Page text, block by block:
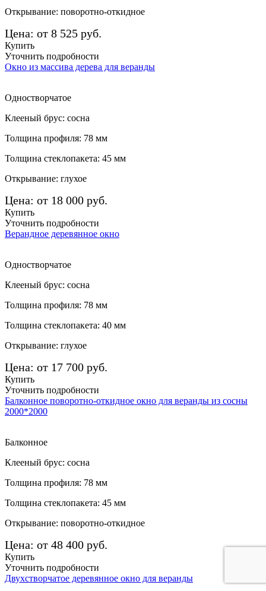
Открывание: поворотно-откидное
Цена: от 8 525 руб.
Купить
Уточнить подробности
Окно из массива дерева для веранды
Одностворчатое
Клееный брус: сосна
Толщина профиля: 78 мм
Толщина стеклопакета: 45 мм
Открывание: глухое
Цена: от 18 000 руб.
Купить
Уточнить подробности
Верандное деревянное окно
Одностворчатое
Клееный брус: сосна
Толщина профиля: 78 мм
Толщина стеклопакета: 40 мм
Открывание: глухое
Цена: от 17 700 руб.
Купить
Уточнить подробности
Балконное поворотно-откидное окно для веранды из сосны
2000*2000
Балконное
Клееный брус: сосна
Толщина профиля: 78 мм
Толщина стеклопакета: 45 мм
Открывание: поворотно-откидное
Цена: от 48 400 руб.
Купить
Уточнить подробности
Двухстворчатое деревянное окно для веранды